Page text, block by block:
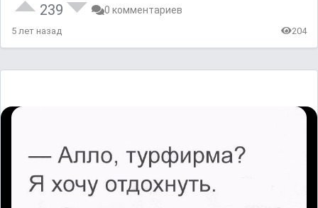
239 0 комментариев
5 лет назад 204